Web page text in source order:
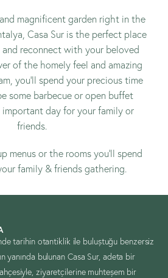
magnificent garden right in the
Casa Sur is the perfect place
and reconnect with your beloved
of the homely feel and amazing
you’ll spend your precious time
some barbecue or open buffet
day for your family or
friends.
menusor the roomsyou’ll spend
family & friends gathering.
tarihin otantiklik ile buluştuğu benzersiz
yanında bulunan Casa Sur, adeta bir
ziyaretçilerine muhteşem bir